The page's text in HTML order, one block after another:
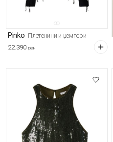
Pinko Плетенини и џемпери
22.390 ден